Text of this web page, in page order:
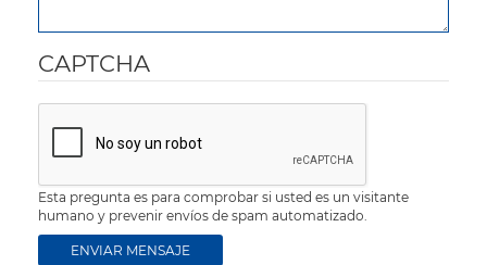
CAPTCHA
Esta pregunta es para comprobar si usted es un visitante
humano y prevenir envíos de spam automatizado.